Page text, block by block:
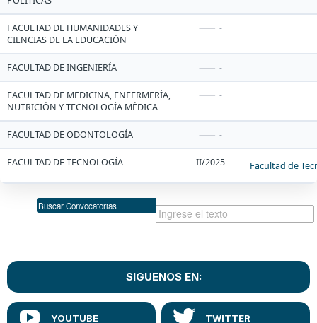
FACULTAD DE HUMANIDADES Y
CIENCIAS DE LA EDUCACIÓN
-
FACULTAD DE INGENIERÍA -
FACULTAD DE MEDICINA, ENFERMERÍA,
NUTRICIÓN Y TECNOLOGÍA MÉDICA
-
FACULTAD DE ODONTOLOGÍA -
FACULTAD DE TECNOLOGÍA II/2025 Facultad de
Buscar Convocatorias
SIGUENOS EN: